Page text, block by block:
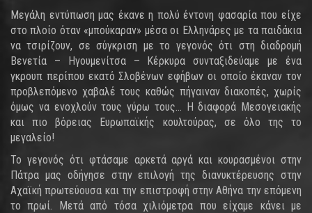
Μεγάλη εντύπωση μας έκανε η πολύ έντονη φασαρία που είχε
στο πλοίο όταν «μπούκαραν» μέσα οι Ελληνάρες με τα παιδάκια
να τσιρίζουν, σε σύγκριση με το γεγονός ότι στη διαδρομή
Βενετία – Ηγουμενίτσα – Κέρκυρα συνταξιδεύαμε με ένα
γκρουπ περίπου εκατό Σλοβένων εφήβων οι οποίο έκαναν τον
προβλεπόμενο χαβαλέ τους καθώς πήγαιναν διακοπές, χωρίς
όμως να ενοχλούν τους γύρω τους… Η διαφορά Μεσογειακής
και πιο βόρειας Ευρωπαϊκής κουλτούρας, σε όλο της το
μεγαλείο!
Το γεγονός ότι φτάσαμε αρκετά αργά και κουρασμένοι στην
Πάτρα μας οδήγησε στην επιλογή της διανυκτέρευσης στην
Αχαϊκή πρωτεύουσα και την επιστροφή στην Αθήνα την επόμενη
το πρωί. Μετά από τόσα χιλιόμετρα που είχαμε κάνει με